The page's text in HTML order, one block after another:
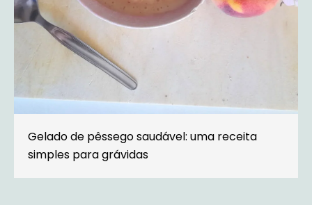
Gelado de pêssego saudável: uma receita
simples para grávidas